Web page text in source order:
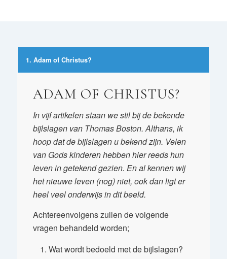
1. Adam of Christus?
ADAM OF CHRISTUS?
In vijf artikelen staan we stil bij de bekende
bijlslagen van Thomas Boston. Althans, ik
hoop dat de bijlslagen u bekend zijn. Velen
van Gods kinderen hebben hier reeds hun
leven in getekend gezien. En al kennen wij
het nieuwe leven (nog) niet, ook dan ligt er
heel veel onderwijs in dit beeld.
Achtereenvolgens zullen de volgende
vragen behandeld worden;
Wat wordt bedoeld met de bijlslagen?